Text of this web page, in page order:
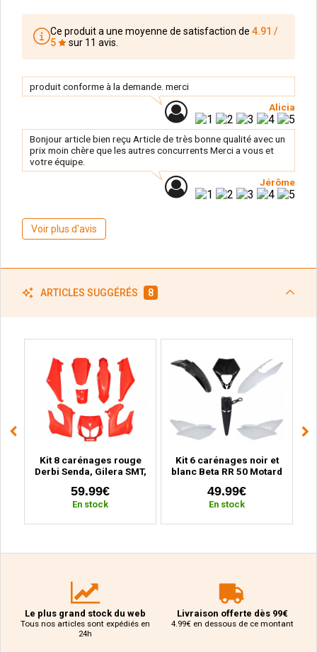
Ce produit a une moyenne de satisfaction de 4.91 /
5
sur 11 avis.
produit conforme à la demande. merci
Alicia
Bonjour article bien reçu Article de très bonne qualité avec un
prix moin chère que les autres concurrents Merci a vous et
votre équipe.
Jérôme
Voir plus d'avis
ARTICLES SUGGÉRÉS 8
Kit 8 carénages rouge
Derbi Senda, Gilera SMT,
59.99€
En stock
Kit 6 carénages noir et
blanc Beta RR 50 Motard
49.99€
En stock
Le plus grand stock du web
Tous nos articles sont expédiés en
24h
Livraison offerte dès 99€
4.99€ en dessous de ce montant